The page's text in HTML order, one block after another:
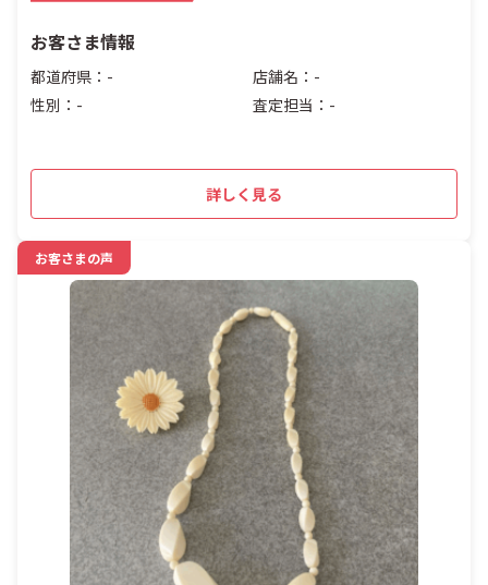
お客さま情報
都道府県：-
店舗名：-
性別：-
査定担当：-
詳しく見る
お客さまの声